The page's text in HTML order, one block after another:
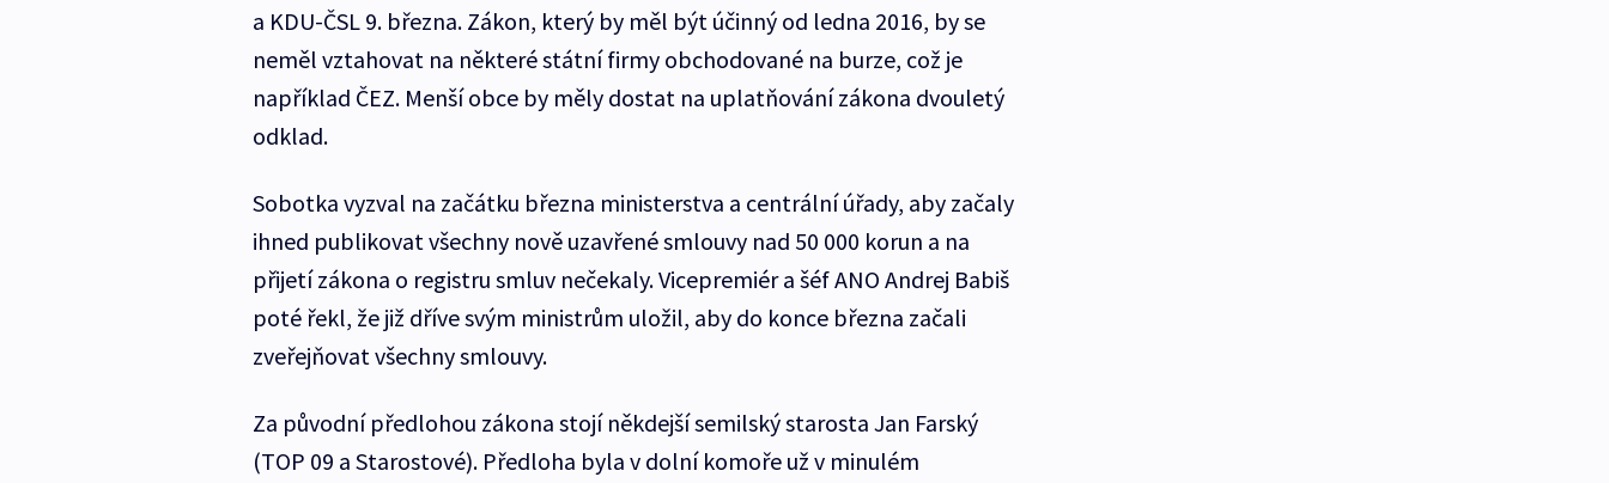
a KDU-ČSL 9. března. Zákon, který by měl být účinný od ledna 2016, by se
neměl vztahovat na některé státní firmy obchodované na burze, což je
například ČEZ. Menší obce by měly dostat na uplatňování zákona dvouletý
odklad.
Sobotka vyzval na začátku března ministerstva a centrální úřady, aby začaly
ihned publikovat všechny nově uzavřené smlouvy nad 50 000 korun a na
přijetí zákona o registru smluv nečekaly. Vicepremiér a šéf ANO Andrej Babiš
poté řekl, že již dříve svým ministrům uložil, aby do konce března začali
zveřejňovat všechny smlouvy.
Za původní předlohou zákona stojí někdejší semilský starosta Jan Farský
(TOP 09 a Starostové). Předloha byla v dolní komoře už v minulém